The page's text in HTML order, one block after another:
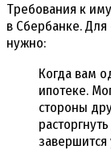
Требования к
в Сбербанке.
нужно:
Когда вам
ипотеке.
стороны